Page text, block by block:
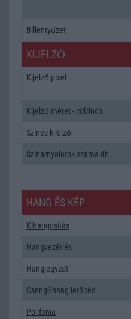
Billentyűzet
KIJELZŐ
Kijelző pixel
Kijelző méret - col/inch
Színes kijelző
Színárnyalatok száma db
HANG ÉS KÉP
Kihangositás
Hangvezérlés
Hangjegyzet
Csengőhang letöltés
Polifonia